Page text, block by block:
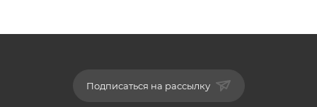
Подписаться на рассылку